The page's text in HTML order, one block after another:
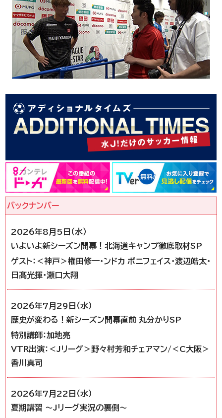
2026年8月5日（水）
いよいよ新シーズン開幕！北海道キャンプ徹底取材SP
ゲスト：＜神戸＞権田修一・ンドカ ボニフェイス・渡辺皓太・
日髙光揮・瀬口大翔
2026年7月29日（水）
歴史が変わる！新シーズン開幕直前 丸分かりSP
特別講師：加地亮
VTR出演：＜Jリーグ＞野々村芳和チェアマン/＜C大阪＞
香川真司
2026年7月22日（水）
夏期講習 ～Jリーグ実況の裏側～